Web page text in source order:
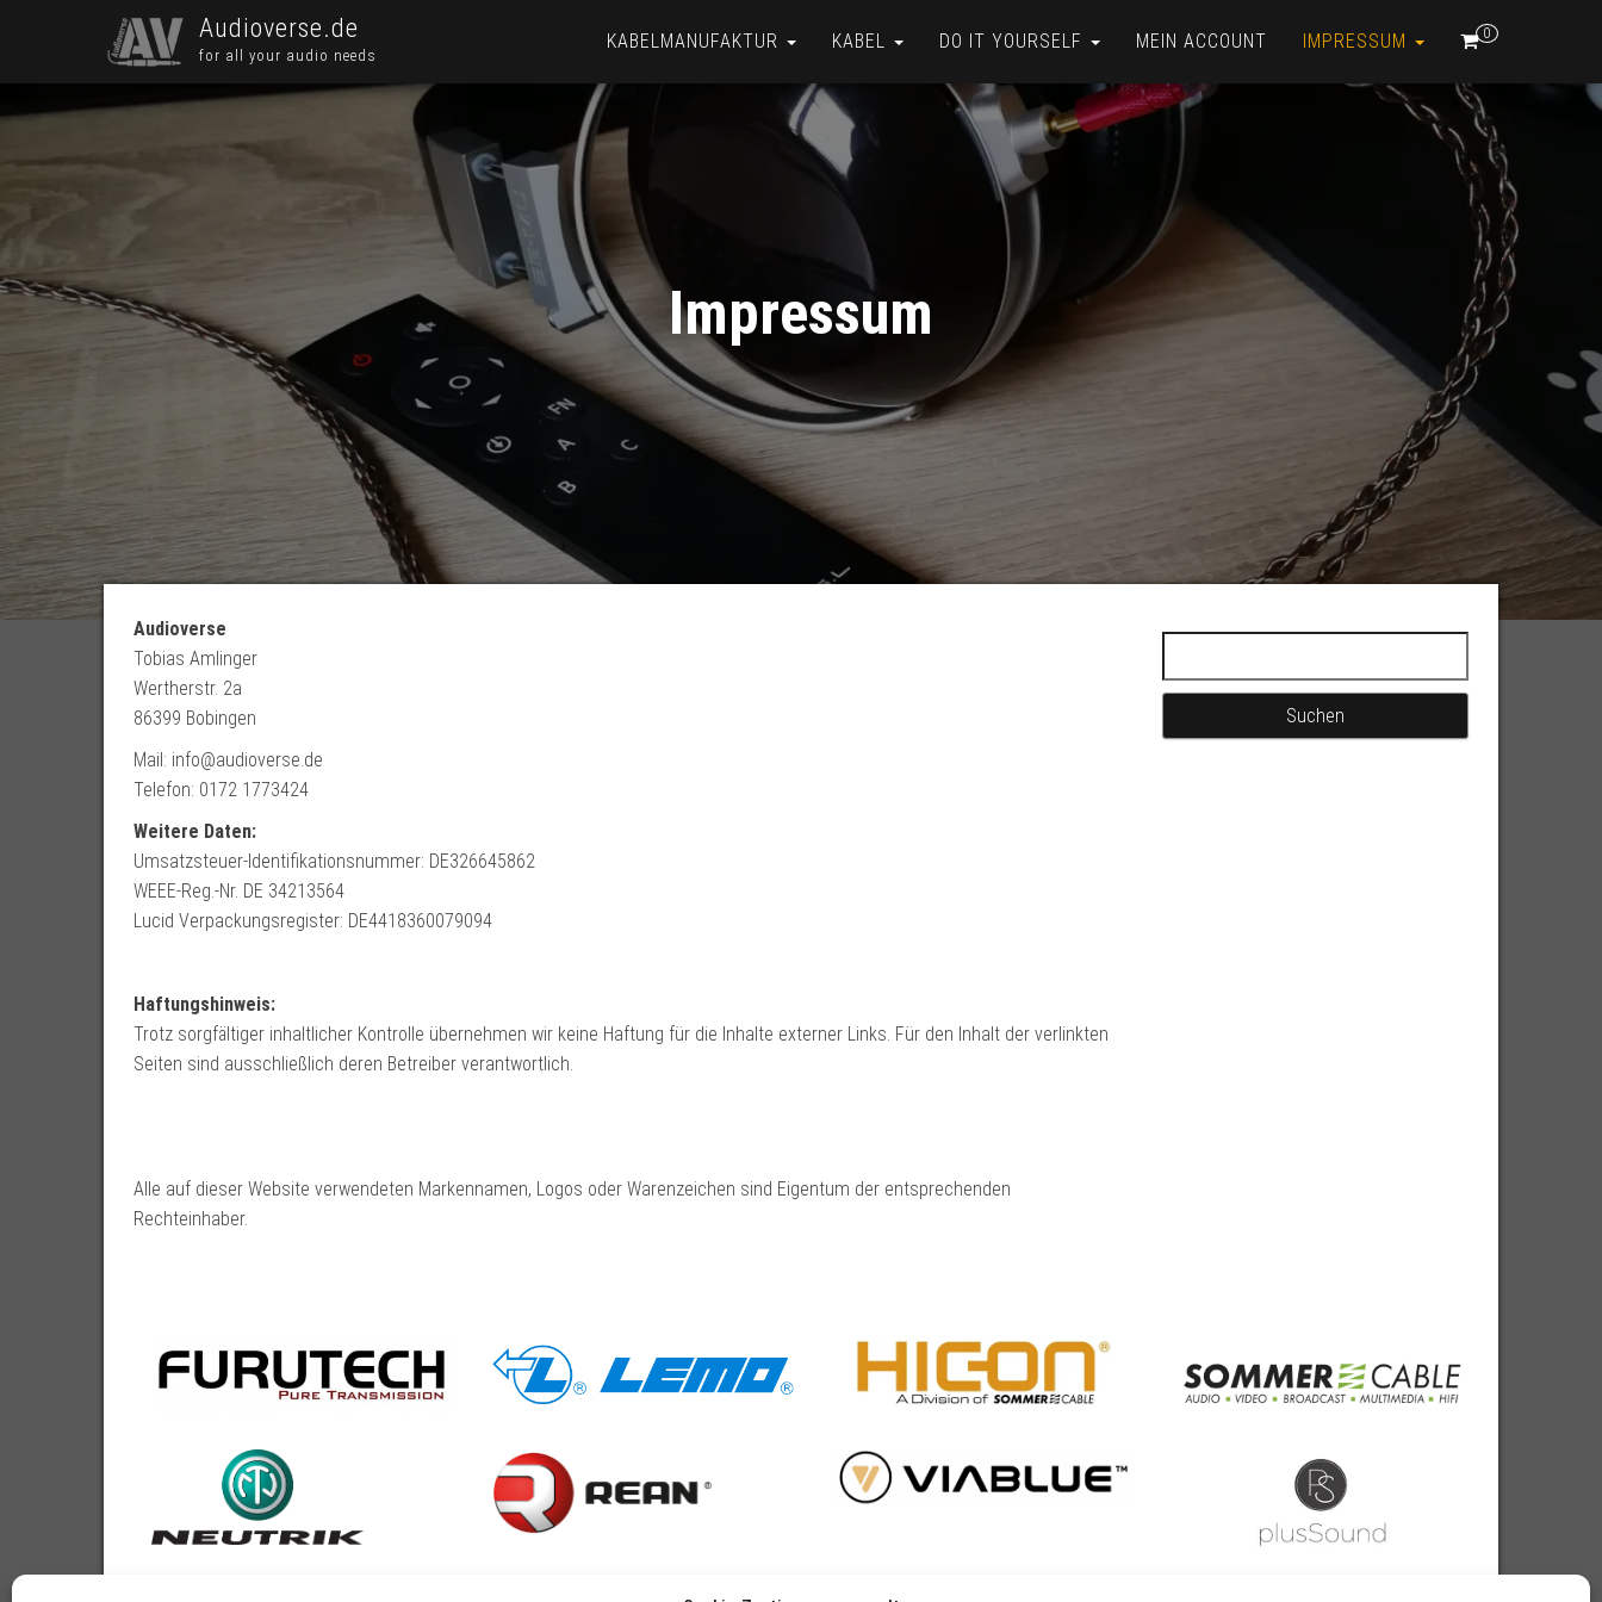
Audioverse.de
for all your audio needs
0
KABELMANUFAKTUR KABEL DO IT YOURSELF MEIN ACCOUNT IMPRESSUM
Impressum
Audioverse
Tobias Amlinger
Wertherstr. 2a
86399 Bobingen
Mail: info@audioverse.de
Telefon: 0172 1773424
Weitere Daten:
Umsatzsteuer-Identifikationsnummer: DE326645862
WEEE-Reg.-Nr. DE 34213564
Lucid Verpackungsregister: DE4418360079094
Haftungshinweis:
Trotz sorgfältiger inhaltlicher Kontrolle übernehmen wir keine Haftung für die Inhalte externer Links. Für den Inhalt der verlinkten
Seiten sind ausschließlich deren Betreiber verantwortlich.
Alle auf dieser Website verwendeten Markennamen, Logos oder Warenzeichen sind Eigentum der entsprechenden
Rechteinhaber.